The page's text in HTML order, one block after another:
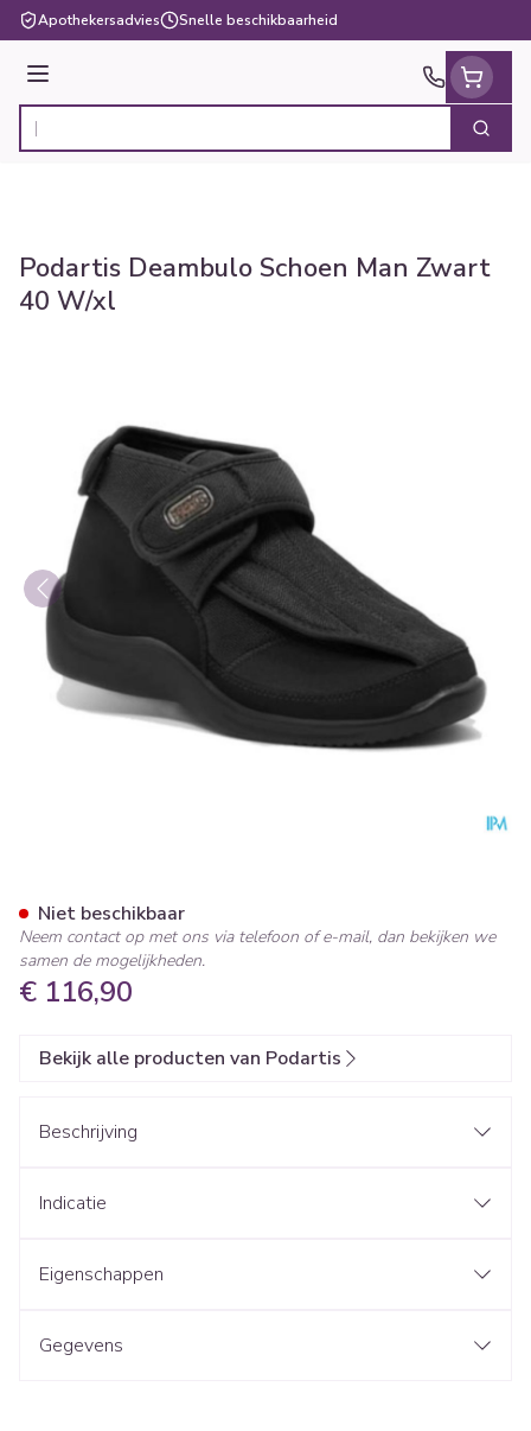
Ga naar de inhoud
Apothekersadvies Snelle beschikbaarheid
Menu
Product, merk, categorie... Zoek
Podartis Deambulo Schoen Man Zwart
40 W/xl
€ 116,90
Niet beschikbaar
Neem contact op met ons via telefoon of e-mail, dan bekijken we
samen de mogelijkheden.
Bekijk alle producten van Podartis
Beschrijving
Indicatie
Eigenschappen
Gegevens